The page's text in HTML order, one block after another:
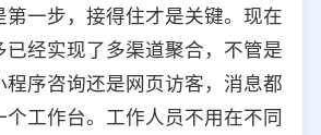
第一步，接得住才是关键。现在
已经实现了多渠道聚合，不管是
程序咨询还是网页访客，消息都
个工作台。工作人员不用在不同